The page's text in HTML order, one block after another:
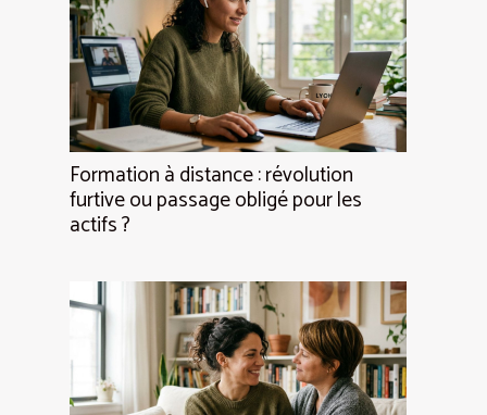
Formation à distance : révolution
furtive ou passage obligé pour les
actifs ?